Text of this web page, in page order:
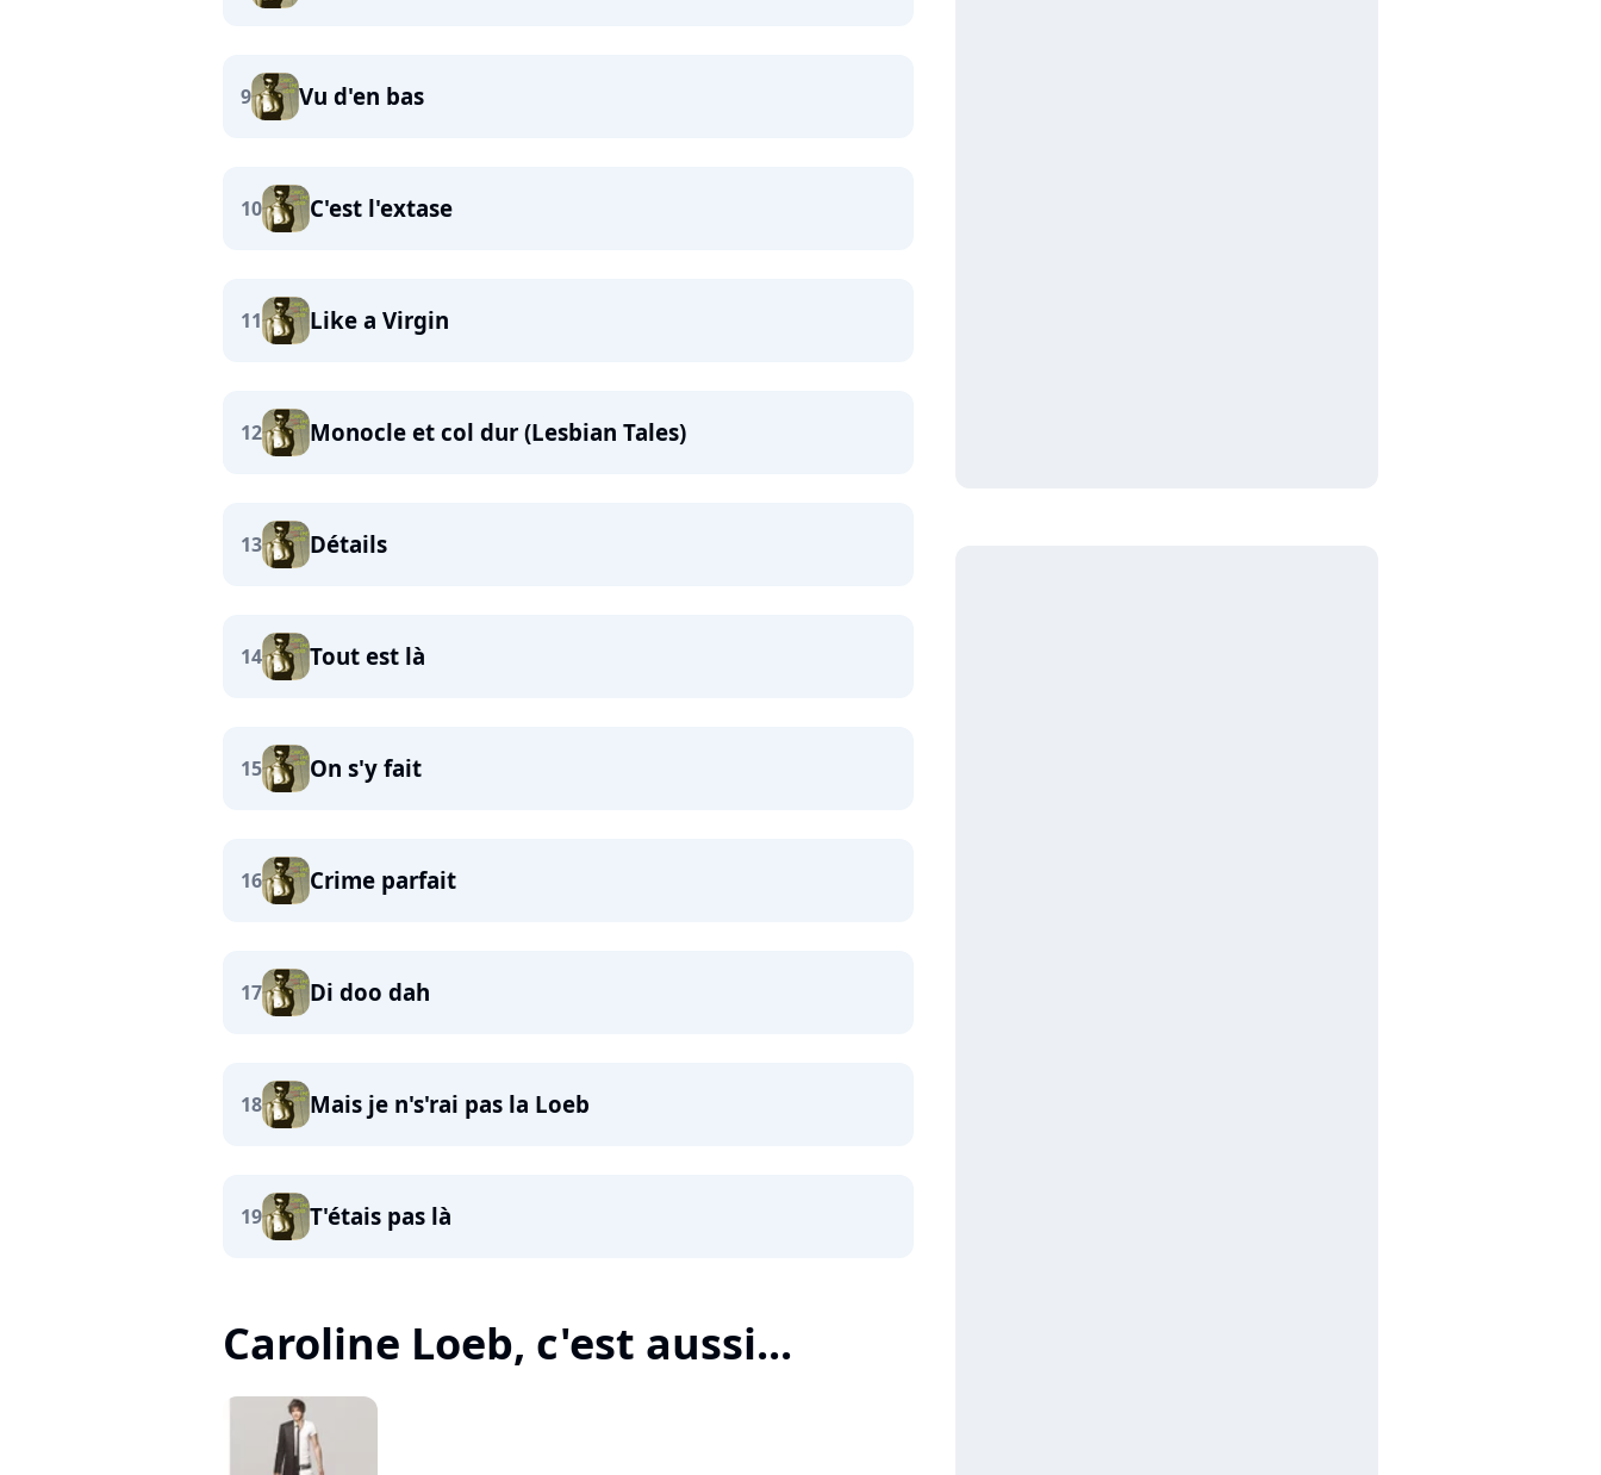
9 Vu d'en bas
10 C'est l'extase
11 Like a Virgin
12 Monocle et col dur (Lesbian Tales)
13 Détails
14 Tout est là
15 On s'y fait
16 Crime parfait
17 Di doo dah
18 Mais je n's'rai pas la Loeb
19 T'étais pas là
Caroline Loeb, c'est aussi...